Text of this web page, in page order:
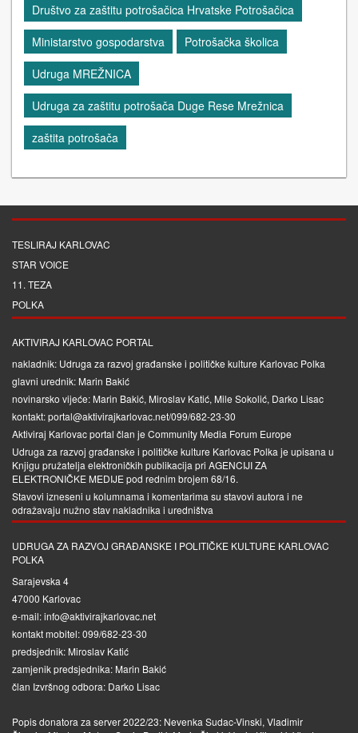
Društvo za zaštitu potrošačica Hrvatske Potrošačica
Ministarstvo gospodarstva
Potrošačka školica
Udruga MREŽNICA
Udruga za zaštitu potrošača Duge Rese Mrežnica
zaštita potrošača
TESLIRAJ KARLOVAC
STAR VOICE
11. TEZA
POLKA
AKTIVIRAJ KARLOVAC PORTAL
nakladnik: Udruga za razvoj građanske i političke kulture Karlovac Polka
glavni urednik: Marin Bakić
novinarsko vijeće: Marin Bakić, Miroslav Katić, Mile Sokolić, Darko Lisac
kontakt: portal@aktivirajkarlovac.net/099/682-23-30
Aktiviraj Karlovac portal član je Community Media Forum Europe
Udruga za razvoj građanske i političke kulture Karlovac Polka je upisana u
Knjigu pružatelja elektroničkih publikacija pri AGENCIJI ZA
ELEKTRONIČKE MEDIJEpod rednim brojem 68/16.
Stavovi izneseni u kolumnama i komentarima su stavovi autora i ne
odražavaju nužno stav nakladnika i uredništva
UDRUGA ZA RAZVOJ GRAĐANSKE I POLITIČKE KULTURE KARLOVAC
POLKA
Sarajevska 4
47000 Karlovac
e-mail: info@aktivirajkarlovac.net
kontakt mobitel: 099/682-23-30
predsjednik: Miroslav Katić
zamjenik predsjednika: Marin Bakić
član Izvršnog odbora: Darko Lisac
Popis donatora za server 2022/23: Nevenka Sudac-Vinski, Vladimir